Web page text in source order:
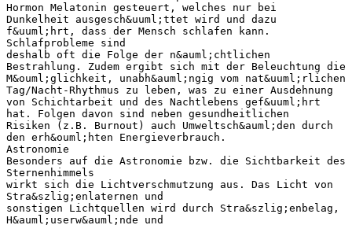
Hormon Melatonin gesteuert, welches nur bei
Dunkelheit ausgesch&uuml;ttet wird und dazu
f&uuml;hrt, dass der Mensch schlafen kann.
Schlafprobleme sind
deshalb oft die Folge der n&auml;chtlichen
Bestrahlung. Zudem ergibt sich mit der Beleuchtung die
M&ouml;glichkeit, unabh&auml;ngig vom nat&uuml;rlichen
Tag/Nacht-Rhythmus zu leben, was zu einer Ausdehnung
von Schichtarbeit und des Nachtlebens gef&uuml;hrt
hat. Folgen davon sind neben gesundheitlichen
Risiken (z.B. Burnout) auch Umweltsch&auml;den durch
den erh&ouml;hten Energieverbrauch.
Astronomie
Besonders auf die Astronomie bzw. die Sichtbarkeit des
Sternenhimmels
wirkt sich die Lichtverschmutzung aus. Das Licht von
Stra&szlig;enlaternen und
sonstigen Lichtquellen wird durch Stra&szlig;enbelag,
H&auml;userw&auml;nde und